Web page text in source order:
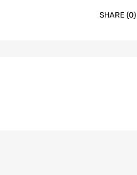
SHARE (0)